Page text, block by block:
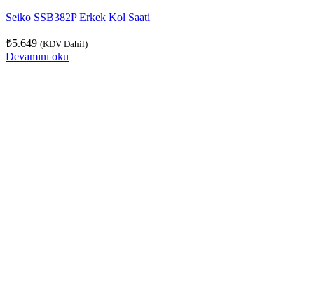
Seiko SSB382P Erkek Kol Saati
₺5.649 (KDV Dahil)
Devamını oku